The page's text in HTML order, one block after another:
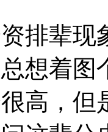
辈现
想着图
高，但